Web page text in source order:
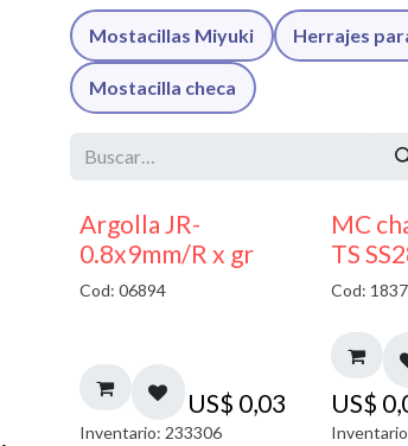
Mostacillas Miyuki Herrajes
Mostacilla checa
Argolla JR-
0.8x9mm/R x gr
Cod: 06894
US$ 0,03
Inventario: 233306
MC
TS
Cod:
US$